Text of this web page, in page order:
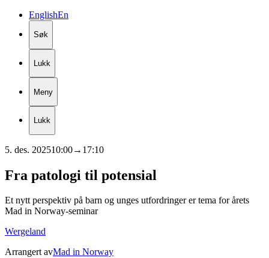
EnglishEn
Søk
Lukk
Meny
Lukk
5. des. 202510:00→ 17:10
Fra patologi til potensial
Et nytt perspektiv på barn og unges utfordringer er tema for årets
Mad in Norway-seminar
Wergeland
Arrangert avMad in Norway